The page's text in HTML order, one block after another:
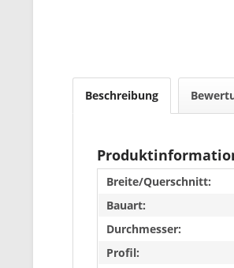
Beschreibung
Breite/Querschnitt:
Bauart:
Durchmesser:
Profil: